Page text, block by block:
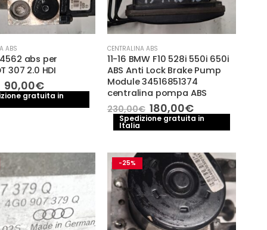
ABS
abs per
307 2.0 HDI
Il
prezzo
originale
90,00€Il
prezzo
attuale
gratuita in
CENTRALINA ABS
11-16 BMW F10 528i 550i 650i
ABS Anti Lock Brake Pump
Module 34516851374
centralina pompa ABS
230,00€ Il
prezzo
originale
230,00€.
180,00€Il
prezzo
attuale
180,00€.
Spedizione gratuita in
Italia
-25%